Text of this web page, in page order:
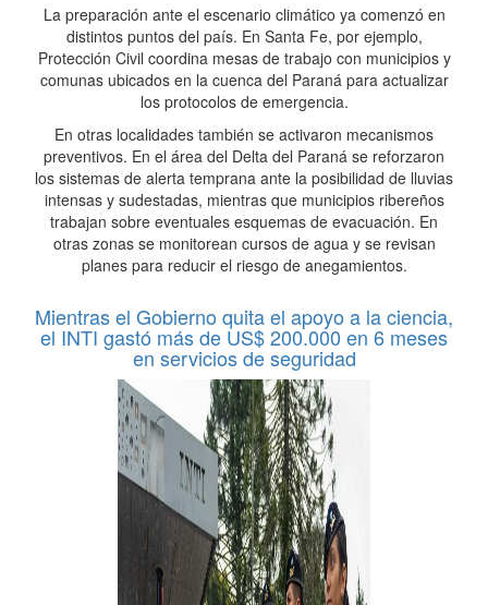
La preparación ante el escenario climático ya comenzó en
distintos puntos del país. En Santa Fe, por ejemplo,
Protección Civil coordina mesas de trabajo con municipios y
comunas ubicados en la cuenca del Paraná para actualizar
los protocolos de emergencia.
En otras localidades también se activaron mecanismos
preventivos. En el área del Delta del Paraná se reforzaron
los sistemas de alerta temprana ante la posibilidad de lluvias
intensas y sudestadas, mientras que municipios ribereños
trabajan sobre eventuales esquemas de evacuación. En
otras zonas se monitorean cursos de agua y se revisan
planes para reducir el riesgo de anegamientos.
Mientras el Gobierno quita el apoyo a la ciencia,
el INTI gastó más de US$ 200.000 en 6 meses
en servicios de seguridad